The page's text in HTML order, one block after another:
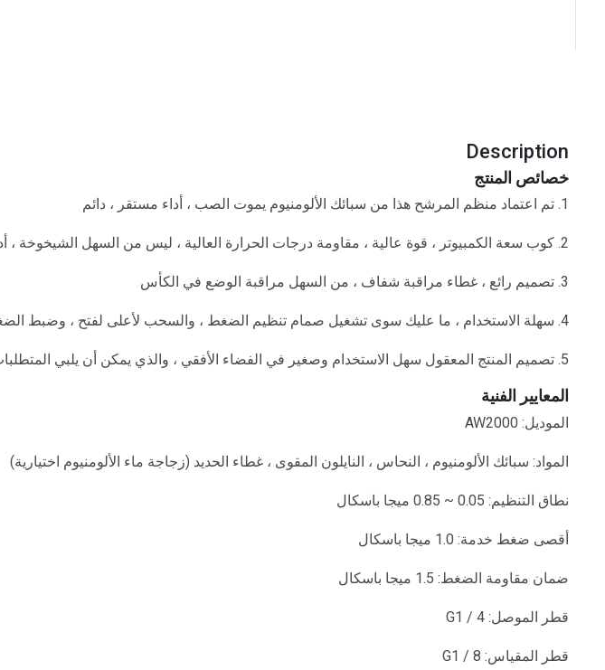
Description
خصائص المنتج
1. تم اعتماد منظم المرشح هذا من سبائك الألومنيوم يموت الصب ، أداء مستقر ، دائم
2. كوب سعة الكمبيوتر ، قوة عالية ، مقاومة درجات الحرارة العالية ، ليس من السهل الشيخوخة ، أداء الختم الجيد
3. تصميم رائع ، غطاء مراقبة شفاف ، من السهل مراقبة الوضع في الكأس
4. سهلة الاستخدام ، ما عليك سوى تشغيل صمام تنظيم الضغط ، والسحب لأعلى لفتح ، وضبط الضغط الدوار
5. تصميم المنتج المعقول سهل الاستخدام وصغير في الفضاء الأفقي ، والذي يمكن أن يلبي المتطلبات المختلفة للنظام الهوائي.
المعايير الفنية
الموديل: AW2000
المواد: سبائك الألومنيوم ، النحاس ، النايلون المقوى ، غطاء الحديد (زجاجة ماء الألومنيوم اختيارية)
نطاق التنظيم: 0.05 ~ 0.85 ميجا باسكال
أقصى ضغط خدمة: 1.0 ميجا باسكال
ضمان مقاومة الضغط: 1.5 ميجا باسكال
قطر الموصل: G1 / 4
قطر المقياس: G1 / 8